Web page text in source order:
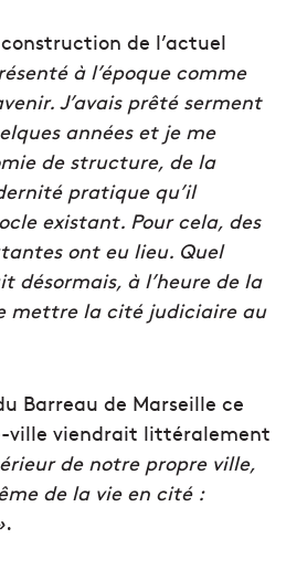
de l’actuel
à l’époque comme
J’avais prêté serment
années et je me
de structure, de la
pratique qu’il
existant. Pour cela, des
ont eu lieu. Quel
désormais, à l’heure de la
mettre la cité judiciaire au
Barreau de Marseille ce
ville viendrait littéralement
de notre propre ville,
de la vie en cité :
.